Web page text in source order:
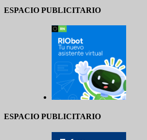
ESPACIO PUBLICITARIO
ESPACIO PUBLICITARIO